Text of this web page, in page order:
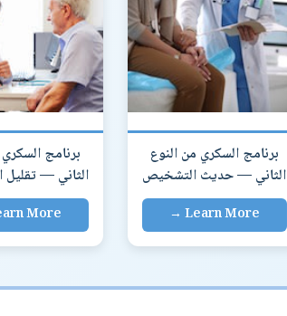
برنامج السكري من النوع
الثاني — حديث التشخيص
برنامج
الثاني —